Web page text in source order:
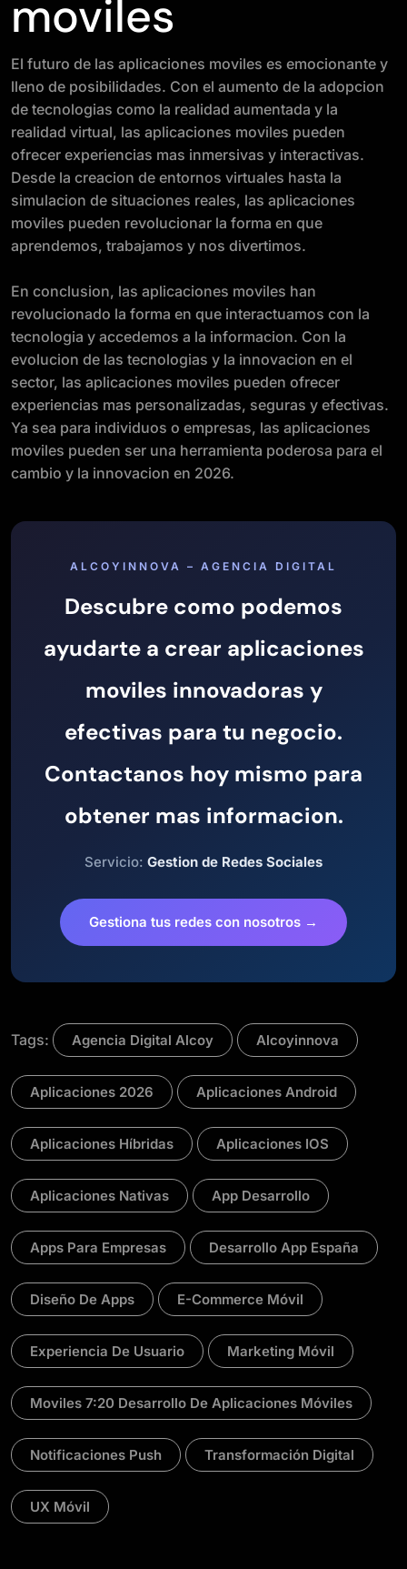
moviles
El futuro de las aplicaciones moviles es emocionante y
lleno de posibilidades. Con el aumento de la adopcion
de tecnologias como la realidad aumentada y la
realidad virtual, las aplicaciones moviles pueden
ofrecer experiencias mas inmersivas y interactivas.
Desde la creacion de entornos virtuales hasta la
simulacion de situaciones reales, las aplicaciones
moviles pueden revolucionar la forma en que
aprendemos, trabajamos y nos divertimos.
En conclusion, las aplicaciones moviles han
revolucionado la forma en que interactuamos con la
tecnologia y accedemos a la informacion. Con la
evolucion de las tecnologias y la innovacion en el
sector, las aplicaciones moviles pueden ofrecer
experiencias mas personalizadas, seguras y efectivas.
Ya sea para individuos o empresas, las aplicaciones
moviles pueden ser una herramienta poderosa para el
cambio y la innovacion en 2026.
ALCOYINNOVA – AGENCIA DIGITAL
Descubre como podemos
ayudarte a crear aplicaciones
moviles innovadoras y
efectivas para tu negocio.
Contactanos hoy mismo para
obtener mas informacion.
Servicio: Gestion de Redes Sociales
Gestiona tus redes con nosotros →
Tags: Agencia Digital Alcoy Alcoyinnova
Aplicaciones 2026 Aplicaciones Android
Aplicaciones Híbridas Aplicaciones IOS
Aplicaciones Nativas App Desarrollo
Apps Para Empresas Desarrollo App España
Diseño De Apps E-Commerce Móvil
Experiencia De Usuario Marketing Móvil
Moviles 7:20 Desarrollo De Aplicaciones Móviles
Notificaciones Push Transformación Digital
UX Móvil